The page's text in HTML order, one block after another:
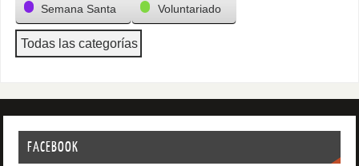
Semana Santa Voluntariado
Todas las categorías
FACEBOOK